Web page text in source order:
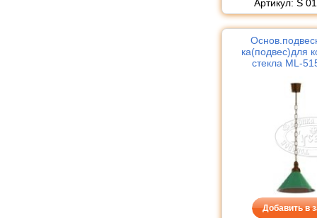
Артикул: S
ка(подвес)для
стекла ML-
Стоимость
Добавить в